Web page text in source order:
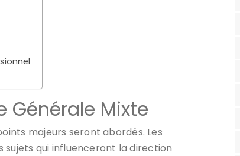
Générale Mixte
majeurs seront abordés. Les
qui influenceront la direction